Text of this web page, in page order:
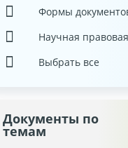
Формы
Научная
Выбрать все
Документы по
темам